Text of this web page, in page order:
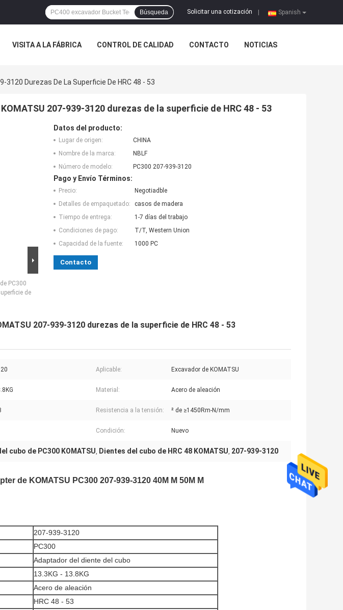
Spanish
Solicitar una cotización
Búsqueda
VISITA A LA FÁBRICA CONTROL DE CALIDAD CONTACTO NOTICIAS
3120 Durezas De La Superficie De HRC 48 - 53
207-939-3120 durezas de la superficie de HRC 48 - 53
PC300
de
Datos del producto:
Lugar de origen:
CHINA
Nombre de la marca:
NBLF
Número de modelo:
PC300 207-939-3120
Pago y Envío Términos:
Precio:
Negotiadble
Detalles de empaquetado:
casos de madera
Tiempo de entrega:
1-7 días del trabajo
Condiciones de pago:
T/T, Western Union
Capacidad de la fuente:
1000 PC
Contacto
207-939-3120 durezas de la superficie de HRC 48 - 53
Aplicable: Excavador de KOMATSU
Material: Acero de aleación
Resistencia a la tensión: ² de ≥1450Rm-N/mm
Condición: Nuevo
cubo de PC300 KOMATSU, Dientes del cubo de HRC 48 KOMATSU, 207-939-3120
de KOMATSU PC300 207-939-3120 40M M 50M M
207-939-3120
PC300
Adaptador del diente del cubo
13.3KG - 13.8KG
Acero de aleación
HRC 48 - 53